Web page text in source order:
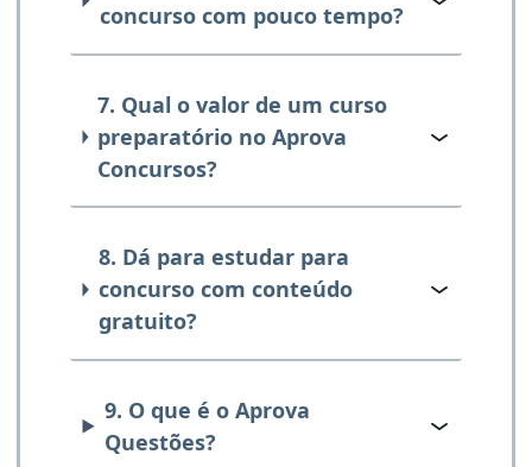
concurso com pouco tempo?
7. Qual o valor de um curso
preparatório no Aprova
Concursos?
8. Dá para estudar para
concurso com conteúdo
gratuito?
9. O que é o Aprova
Questões?